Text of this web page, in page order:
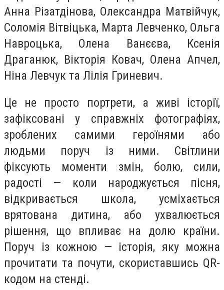
Анна Різатдінова, Олександра Матвійчук,
Соломія Вітвіцька, Марта Левченко, Ольга
Навроцька, Олена Ванєєва, Ксенія
Драганюк, Вікторія Ковач, Олена Апчел,
Ніна Левчук та Лілія Гриневич.
Це не просто портрети, а живі історії,
зафіксовані у справжніх фотографіях,
зроблених самими героїнями або
людьми поруч із ними. Світлини
фіксують моменти змін, болю, сили,
радості — коли народжується пісня,
відкривається школа, усміхається
врятована дитина, або ухвалюється
рішення, що впливає на долю країни.
Поруч із кожною — історія, яку можна
прочитати та почути, скориставшись QR-
кодом на стенді.